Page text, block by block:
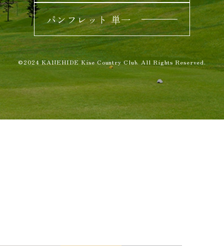
パンフレット 単一
©2024 KANEHIDE Kise Country Club. All Rights Reserved.